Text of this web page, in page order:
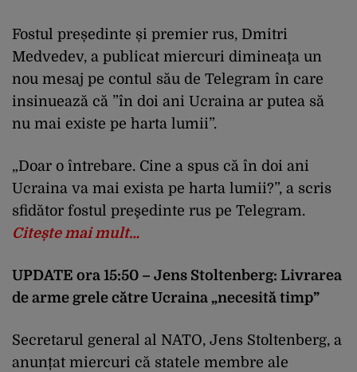
Fostul președinte și premier rus, Dmitri
Medvedev, a publicat miercuri dimineaţa un
nou mesaj pe contul său de Telegram în care
insinuează că ”în doi ani Ucraina ar putea să
nu mai existe pe harta lumii”.
„Doar o întrebare. Cine a spus că în doi ani
Ucraina va mai exista pe harta lumii?”, a scris
sfidător fostul preşedinte rus pe Telegram.
Citește mai mult…
UPDATE ora 15:50 – Jens Stoltenberg: Livrarea
de arme grele către Ucraina „necesită timp”
Secretarul general al NATO, Jens Stoltenberg, a
anunțat miercuri că statele membre ale